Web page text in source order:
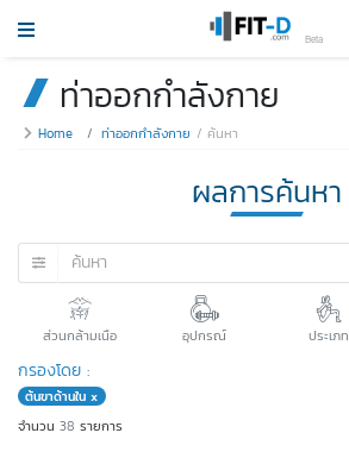
Beta
ท่าออกกำลังกาย
Home ท่าออกกำลังกาย ค้นหา
ผลการค้นหา
ส่วนกล้ามเนือ อุปกรณ์ ประเภท
กรองโดย :
ต้นขาด้านใน x
จำนวน 38 รายการ